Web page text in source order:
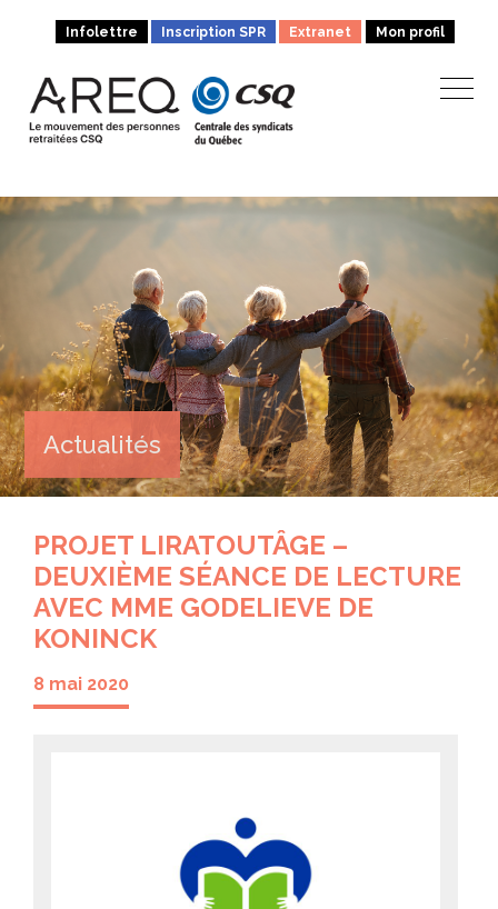
Infolettre Inscription SPR Extranet Mon profil
Actualités
PROJET LIRATOUTÂGE –
DEUXIÈME SÉANCE DE LECTURE
AVEC MME GODELIEVE DE
KONINCK
8 mai 2020